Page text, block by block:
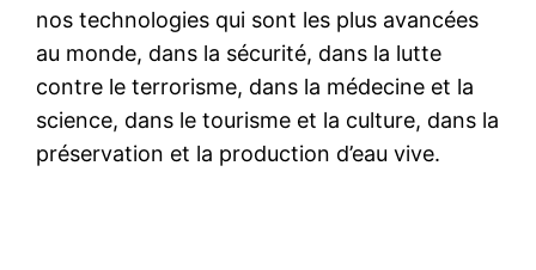
le1.ma
l'intelligence de
nos technologies qui sont les plus avancées
au monde, dans la sécurité, dans la lutte
contre le terrorisme, dans la médecine et la
science, dans le tourisme et la culture, dans la
préservation et la production d’eau vive.